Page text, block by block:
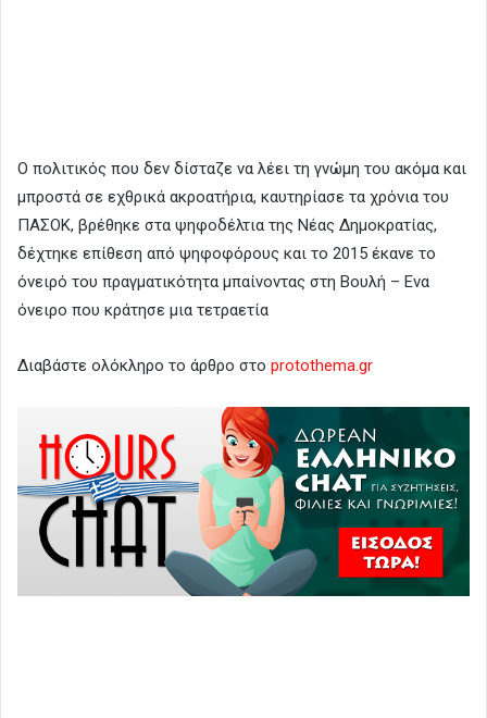
Ο πολιτικός που δεν δίσταζε να λέει τη γνώμη του ακόμα και
μπροστά σε εχθρικά ακροατήρια, καυτηρίασε τα χρόνια του
ΠΑΣΟΚ, βρέθηκε στα ψηφοδέλτια της Νέας Δημοκρατίας,
δέχτηκε επίθεση από ψηφοφόρους και το 2015 έκανε το
όνειρό του πραγματικότητα μπαίνοντας στη Βουλή – Ενα
όνειρο που κράτησε μια τετραετία
Διαβάστε ολόκληρο το άρθρο στο protothema.gr